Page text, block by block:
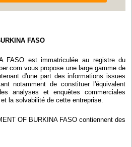
FASO
FASO est immatriculée au registre du
vous propose une large gamme de
d'une part des informations issues
notamment de constituer l'équivalent
analyses et enquêtes commerciales
la solvabilité de cette entreprise.
OF BURKINA FASO contiennent des